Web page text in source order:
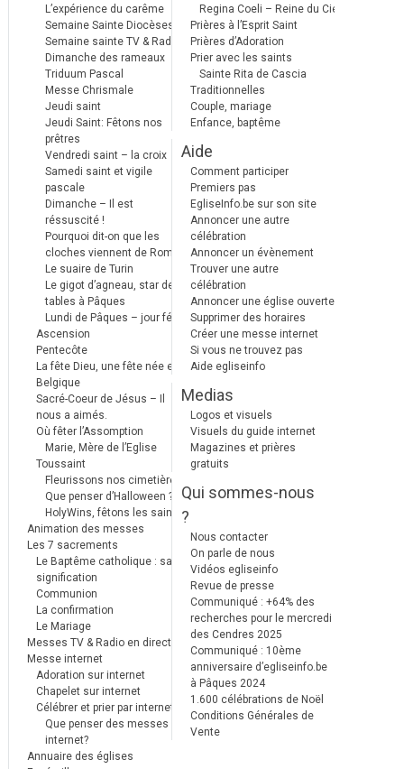
L’expérience du carême
Semaine Sainte Diocèses
Semaine sainte TV & Radio
Dimanche des rameaux
Triduum Pascal
Messe Chrismale
Jeudi saint
Jeudi Saint: Fêtons nos
prêtres
Vendredi saint – la croix
Samedi saint et vigile
pascale
Dimanche – Il est
réssuscité !
Pourquoi dit-on que les
cloches viennent de Rome ?
Le suaire de Turin
Le gigot d’agneau, star des
tables à Pâques
Lundi de Pâques – jour férié
Ascension
Pentecôte
La fête Dieu, une fête née en
Belgique
Sacré-Coeur de Jésus – Il
nous a aimés.
Où fêter l’Assomption
Marie, Mère de l’Eglise
Toussaint
Fleurissons nos cimetières
Que penser d’Halloween ?
HolyWins, fêtons les saints !
Animation des messes
Les 7 sacrements
Le Baptême catholique : sa
signification
Communion
La confirmation
Le Mariage
Messes TV & Radio en direct
Messe internet
Adoration sur internet
Chapelet sur internet
Célébrer et prier par internet
Que penser des messes
internet?
Annuaire des églises
Regina Coeli – Reine du Ciel
Prières à l’Esprit Saint
Prières d’Adoration
Prier avec les saints
Sainte Rita de Cascia
Traditionnelles
Couple, mariage
Enfance, baptême
Aide
Comment participer
Premiers pas
EgliseInfo.be sur son site
Annoncer une autre
célébration
Annoncer un évènement
Trouver une autre
célébration
Annoncer une église ouverte
Supprimer des horaires
Créer une messe internet
Si vous ne trouvez pas
Aide egliseinfo
Medias
Logos et visuels
Visuels du guide internet
Magazines et prières
gratuits
Qui sommes-nous
?
Nous contacter
On parle de nous
Vidéos egliseinfo
Revue de presse
Communiqué : +64% des
recherches pour le mercredi
des Cendres 2025
Communiqué : 10ème
anniversaire d’egliseinfo.be
à Pâques 2024
1.600 célébrations de Noël
Conditions Générales de
Vente